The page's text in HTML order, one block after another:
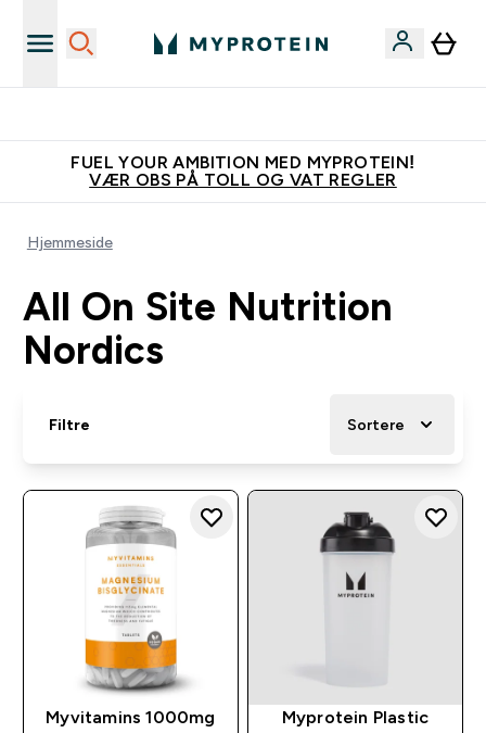
FUEL YOUR AMBITION MED MYPROTEIN!
VÆR OBS PÅ TOLL OG VAT REGLER
Hjemmeside
All On Site Nutrition
Nordics
Filtre Sortere
Myvitamins 1000mg
Myprotein Plastic